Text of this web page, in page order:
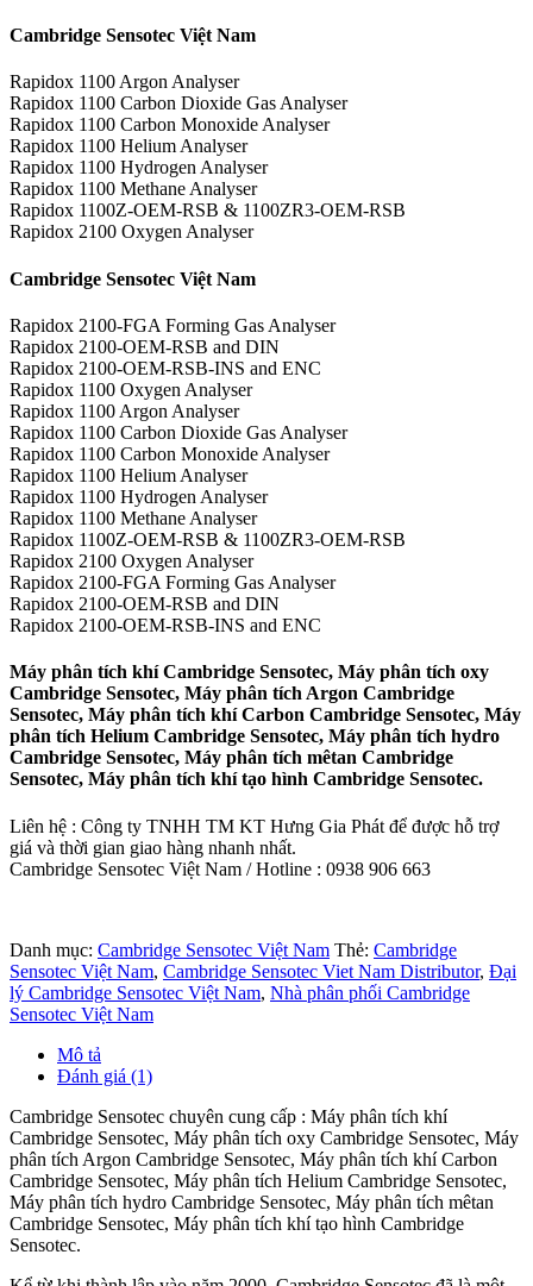
Cambridge Sensotec Việt Nam
Rapidox 1100 Argon Analyser
Rapidox 1100 Carbon Dioxide Gas Analyser
Rapidox 1100 Carbon Monoxide Analyser
Rapidox 1100 Helium Analyser
Rapidox 1100 Hydrogen Analyser
Rapidox 1100 Methane Analyser
Rapidox 1100Z-OEM-RSB & 1100ZR3-OEM-RSB
Rapidox 2100 Oxygen Analyser
Cambridge Sensotec Việt Nam
Rapidox 2100-FGA Forming Gas Analyser
Rapidox 2100-OEM-RSB and DIN
Rapidox 2100-OEM-RSB-INS and ENC
Rapidox 1100 Oxygen Analyser
Rapidox 1100 Argon Analyser
Rapidox 1100 Carbon Dioxide Gas Analyser
Rapidox 1100 Carbon Monoxide Analyser
Rapidox 1100 Helium Analyser
Rapidox 1100 Hydrogen Analyser
Rapidox 1100 Methane Analyser
Rapidox 1100Z-OEM-RSB & 1100ZR3-OEM-RSB
Rapidox 2100 Oxygen Analyser
Rapidox 2100-FGA Forming Gas Analyser
Rapidox 2100-OEM-RSB and DIN
Rapidox 2100-OEM-RSB-INS and ENC
Máy phân tích khí Cambridge Sensotec, Máy phân tích oxy
Cambridge Sensotec, Máy phân tích Argon Cambridge
Sensotec, Máy phân tích khí Carbon Cambridge Sensotec, Máy
phân tích Helium Cambridge Sensotec, Máy phân tích hydro
Cambridge Sensotec, Máy phân tích mêtan Cambridge
Sensotec, Máy phân tích khí tạo hình Cambridge Sensotec.
Liên hệ : Công ty TNHH TM KT Hưng Gia Phát để được hỗ trợ
giá và thời gian giao hàng nhanh nhất.
Cambridge Sensotec Việt Nam / Hotline : 0938 906 663
Danh mục: Cambridge Sensotec Việt Nam Thẻ: Cambridge
Sensotec Việt Nam, Cambridge Sensotec Viet Nam Distributor, Đại
lý Cambridge Sensotec Việt Nam, Nhà phân phối Cambridge
Sensotec Việt Nam
Mô tả
Đánh giá (1)
Cambridge Sensotec chuyên cung cấp : Máy phân tích khí
Cambridge Sensotec, Máy phân tích oxy Cambridge Sensotec, Máy
phân tích Argon Cambridge Sensotec, Máy phân tích khí Carbon
Cambridge Sensotec, Máy phân tích Helium Cambridge Sensotec,
Máy phân tích hydro Cambridge Sensotec, Máy phân tích mêtan
Cambridge Sensotec, Máy phân tích khí tạo hình Cambridge
Sensotec.